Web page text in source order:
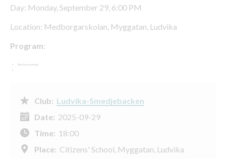
Day: Monday, September 29, 6:00 PM
Location: Medborgarskolan, Myggatan, Ludvika
Program:
Election meeting
Club: Ludvika-Smedjebacken
Date: 2025-09-29
Time: 18:00
Place: Citizens' School, Myggatan, Ludvika